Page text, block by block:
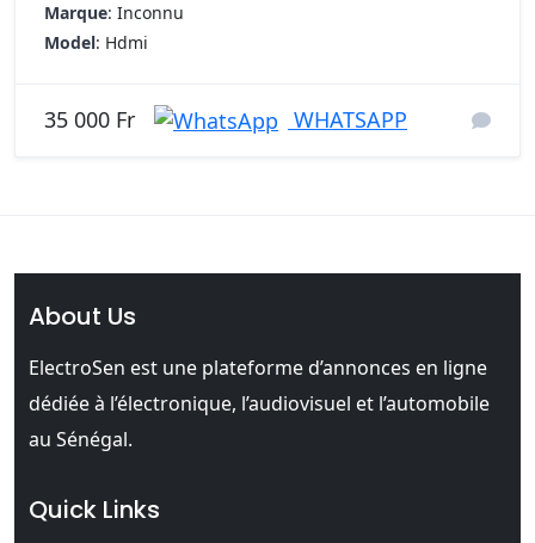
Marque: Inconnu
Model: Hdmi
35 000 Fr WHATSAPP
About Us
ElectroSen est une plateforme d’annonces en ligne
dédiée à l’électronique, l’audiovisuel et l’automobile
au Sénégal.
Quick Links